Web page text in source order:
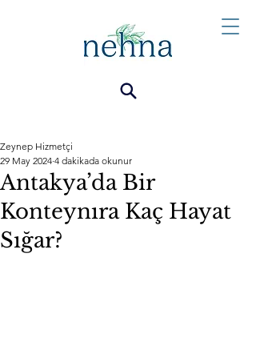
Antakya’da Bir
Konteynıra Kaç Hayat
Sığar?
Zeynep Hizmetçi
29 May 2024 4 dakikada okunur